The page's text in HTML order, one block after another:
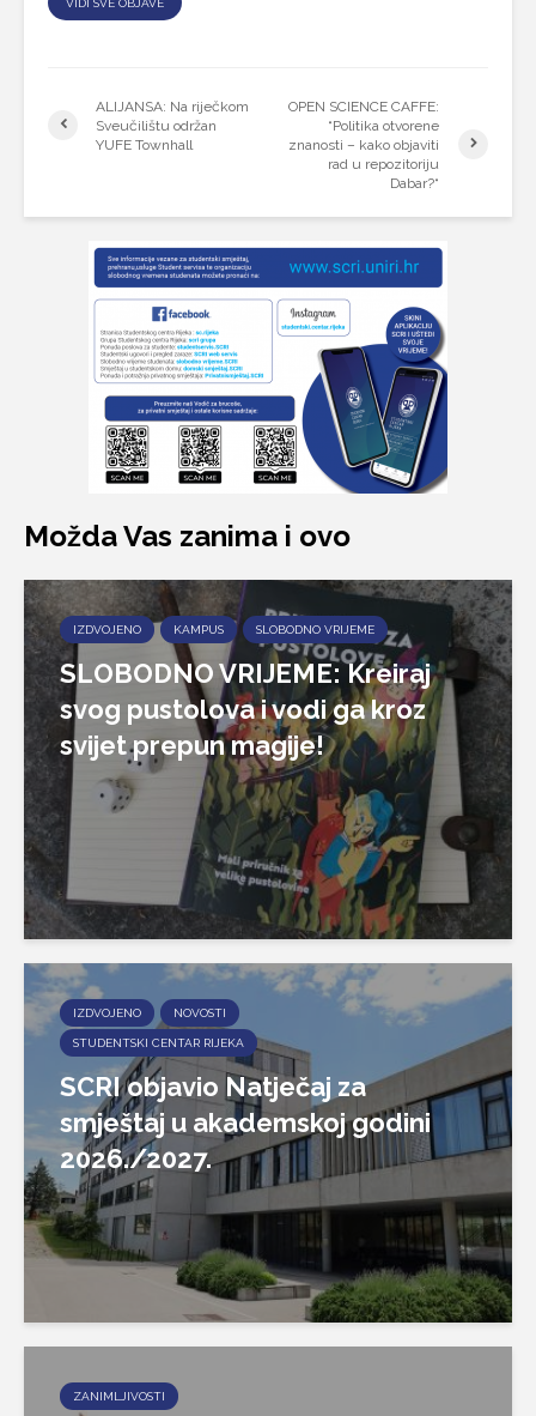
VIDI SVE OBJAVE
ALIJANSA: Na riječkom
Sveučilištu održan
YUFE Townhall
OPEN SCIENCE CAFFE:
“Politika otvorene
znanosti – kako objaviti
rad u repozitoriju
Dabar?“
Možda Vas zanima i ovo
IZDVOJENO KAMPUS SLOBODNO VRIJEME
SLOBODNO VRIJEME: Kreiraj
svog pustolova i vodi ga kroz
svijet prepun magije!
IZDVOJENO NOVOSTI
STUDENTSKI CENTAR RIJEKA
SCRI objavio Natječaj za
smještaj u akademskoj godini
2026./2027.
ZANIMLJIVOSTI